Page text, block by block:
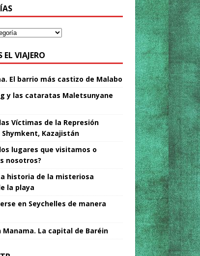
EL VIAJERO
El barrio más castizo de Malabo
y las cataratas Maletsunyane
Víctimas de la Represión
Kazajistán
lugares que visitamos o
nosotros?
historia de la misteriosa
la playa
en Seychelles de manera
Manama. La capital de Baréin